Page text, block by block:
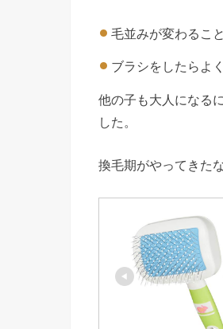
毛並みが変わること
ブラシをしたらよ
他の子も大人になる
した。
換毛期がやってきた